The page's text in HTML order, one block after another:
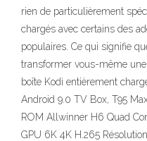
rien de particulièrement
chargés avec certains des
populaires. Ce qui signifie
transformer vous-même
boîte Kodi entièrement
Android 9.0 TV Box, T95
ROM Allwinner H6 Quad
GPU 6K 4K H.265